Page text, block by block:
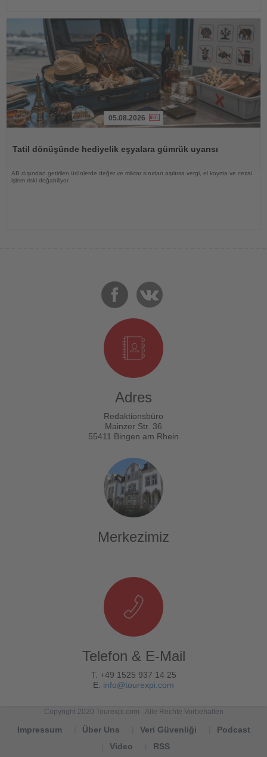
05.08.2026
Tatil dönüşünde hediyelik eşyalara gümrük uyarısı
AB dışından getirilen ürünlerde değer ve miktar sınırları aşılırsa vergi, el koyma ve cezai
işlem riski doğabiliyor
Adres
Redaktionsbüro
Mainzer Str. 36
55411 Bingen am Rhein
Merkezimiz
Telefon & E-Mail
T. +49 1525 937 14 25
E. info@tourexpi.com
Copyright 2020 Tourexpi.com - Alle Rechte Vorbehalten
Impressum Über Uns Veri Güvenliği
Podcast
Video
RSS